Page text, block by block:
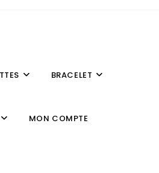
BRACELET
MON COMPTE